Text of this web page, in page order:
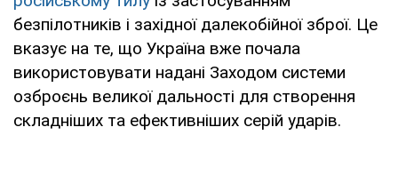
безпілотників і західної далекобійної зброї. Це
вказує на те, що Україна вже почала
використовувати надані Заходом системи
озброєнь великої дальності для створення
складніших та ефективніших серій ударів.